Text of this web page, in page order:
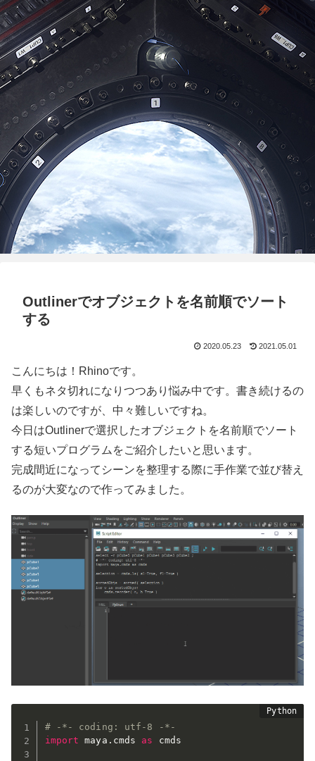
Outlinerでオブジェクトを名前順でソート
する
2020.05.23 2021.05.01
こんにちは！Rhinoです。
早くもネタ切れになりつつあり悩み中です。書き続けるの
は楽しいのですが、中々難しいですね。
今日はOutlinerで選択したオブジェクトを名前順でソート
する短いプログラムをご紹介したいと思います。
完成間近になってシーンを整理する際に手作業で並び替え
るのが大変なので作ってみました。
# -*- coding: utf-8 -*-
import maya . cmds as cmds